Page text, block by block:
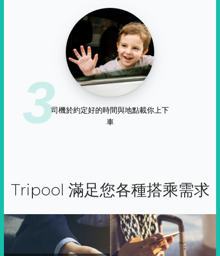
3司機於約定好的時間與地點載你上下
車
Tripool 滿足您各種搭乘需求